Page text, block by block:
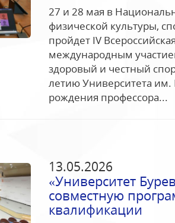
27 и 28 мая в
физической культуры,
пройдет IV
международным
здоровый и честный
летию Университета им.
рождения профессора...
13.05.2026
«Университет
совместную
квалификации